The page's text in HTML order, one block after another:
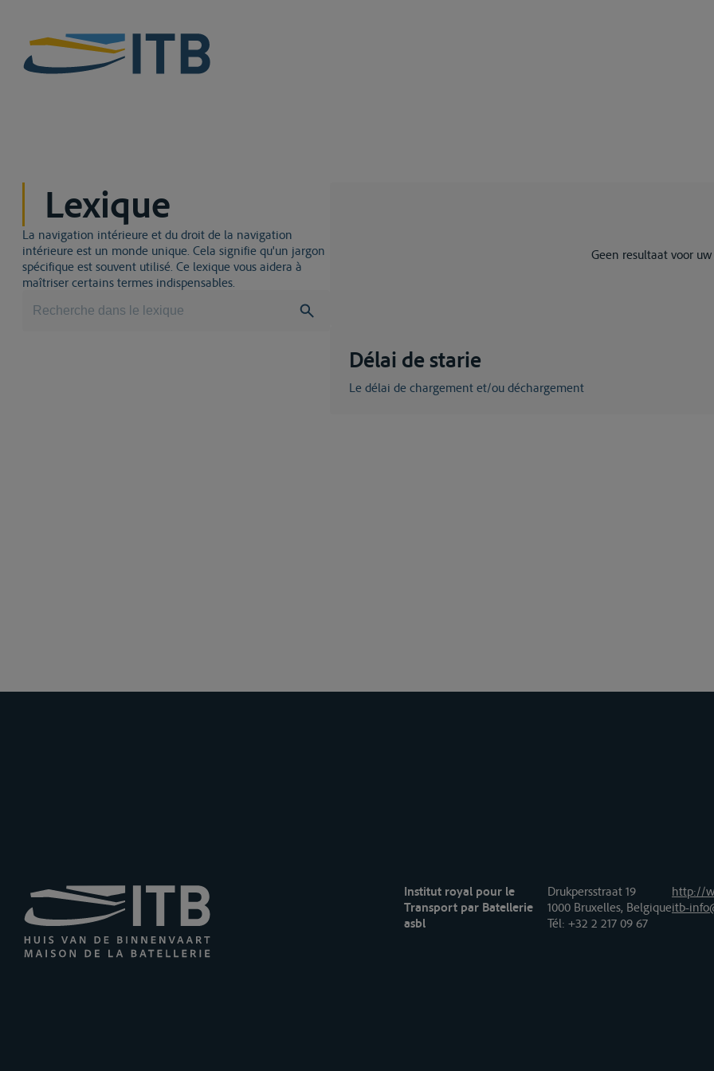
Lexique
La navigation intérieure et du droit de la navigation
intérieure est un monde unique. Cela signifie qu'un jargon
spécifique est souvent utilisé. Ce lexique vous aidera à
maîtriser certains termes indispensables.
Geen resultaat voor
Délai de starie
Le délai de chargement et/ou déchargement
Institut royal pour le
Transport par Batellerie
asbl
Drukpersstraat 19
1000 Bruxelles, Belgique
Tél: +32 2 217 09 67
http://
itb-